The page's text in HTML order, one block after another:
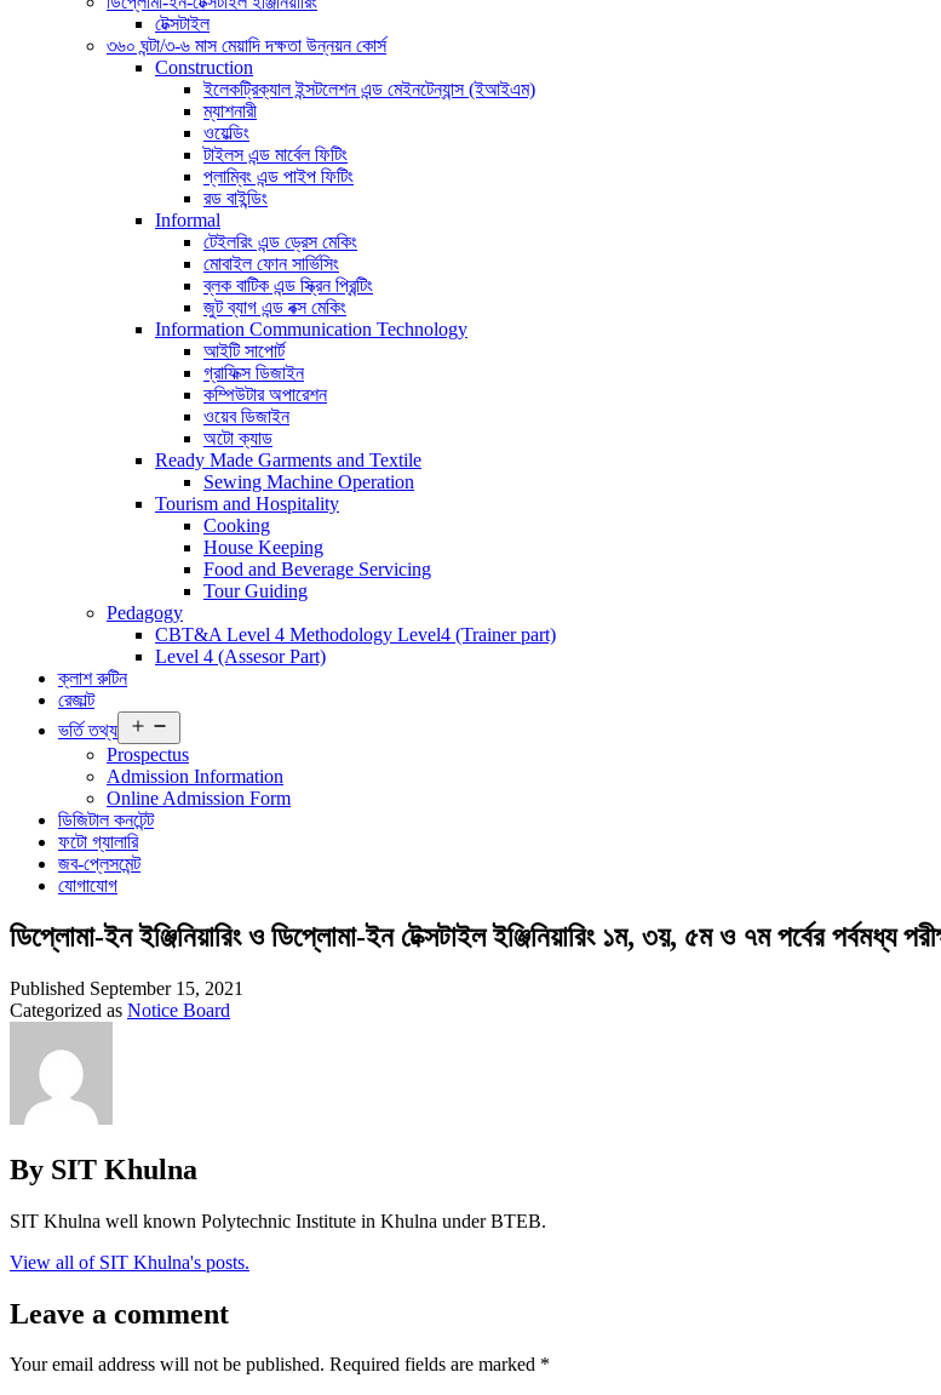
টেক্সটাইল
৩৬০ ঘন্টা/৩-৬ মাস মেয়াদি দক্ষতা উন্নয়ন কোর্স
Construction
ইলেকট্রিক্যাল ইন্সটলেশন এন্ড মেইনটেন্যান্স (ইআইএম)
ম্যাশনারী
ওয়েল্ডিং
টাইলস এন্ড মার্বেল ফিটিং
প্লাম্বিং এন্ড পাইপ ফিটিং
রড বাইন্ডিং
Informal
টেইলরিং এন্ড ড্রেস মেকিং
মোবাইল ফোন সার্ভিসিং
ব্লক বাটিক এন্ড স্ক্রিন প্রিন্টিং
জুট ব্যাগ এন্ড বক্স মেকিং
Information Communication Technology
আইটি সাপোর্ট
গ্রাফিক্স ডিজাইন
কম্পিউটার অপারেশন
ওয়েব ডিজাইন
অটো ক্যাড
Ready Made Garments and Textile
Sewing Machine Operation
Tourism and Hospitality
Cooking
House Keeping
Food and Beverage Servicing
Tour Guiding
Pedagogy
CBT&A Level 4 Methodology Level4 (Trainer part)
Level 4 (Assesor Part)
ক্লাশ রুটিন
রেজাল্ট
ভর্তি তথ্য
menu
Prospectus
Admission Information
Online Admission Form
ডিজিটাল কনটেন্ট
ফটো গ্যালারি
জব-প্লেসমেন্ট
যোগাযোগ
ডিপ্লোমা-ইন ইঞ্জিনিয়ারিং ও ডিপ্লোমা-ইন টেক্সটাইল ইঞ্জিনিয়ারিং ১ম, ৩য়, ৫ম ও ৭ম পর্বের পর্বমধ্য
Published September 15, 2021
Categorized as Notice Board
By SIT Khulna
SIT Khulna well known Polytechnic Institute in Khulna under BTEB.
View all of SIT Khulna's posts.
Leave a comment
Your email address will not be published. Required fields are marked *